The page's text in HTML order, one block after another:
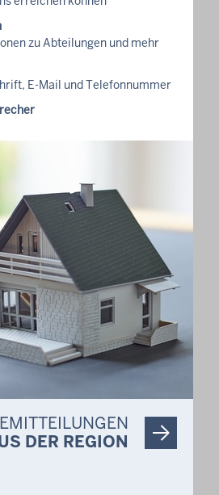
zu Abteilungen und mehr
E-Mail und Telefonnummer
DER REGION